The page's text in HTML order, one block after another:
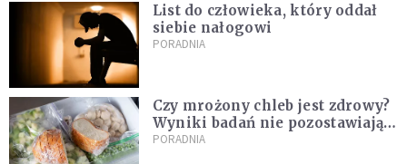
List do człowieka, który oddał
siebie nałogowi
PORADNIA
Czy mrożony chleb jest zdrowy?
Wyniki badań nie pozostawiają
złudzeń
PORADNIA